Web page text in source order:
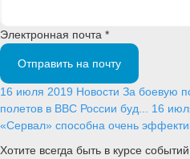
Электронная почта *
Отправить на почту
16 июля 2019 Новости За боевую
полетов в ВВС России буд... 16
«Сервал» способна очень
Хотите всегда быть в курсе